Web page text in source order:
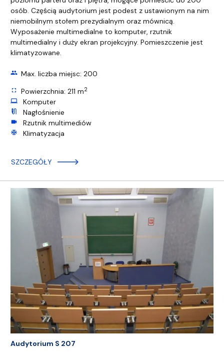
osób. Częścią audytorium jest podest z ustawionym na nim
niemobilnym stołem prezydialnym oraz mównicą.
Wyposażenie multimedialne to komputer, rzutnik
multimedialny i duży ekran projekcyjny. Pomieszczenie jest
klimatyzowane.
group Max. liczba miejsc: 200
fullscreen Powierzchnia: 211 m2
computer
Komputer
mic_external_on Nagłośnienie
videocam Rzutnik multimediów
ac_unit Klimatyzacja
SZCZEGÓŁY
Audytorium S 207